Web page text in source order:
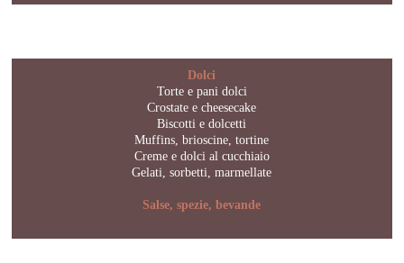
Dolci
Torte e pani dolci
Crostate e cheesecake
Biscotti e dolcetti
Muffins, brioscine, tortine
Creme e dolci al cucchiaio
Gelati, sorbetti, marmellate
Salse, spezie, bevande